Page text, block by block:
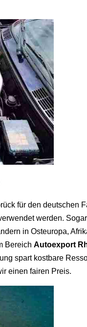
für den deutschen
werden.
in Osteuropa,
Bereich Autoexport
spart kostbare
einen fairen Preis.